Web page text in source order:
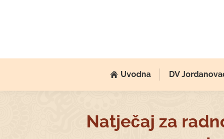
Uvodna DV
Natječaj za